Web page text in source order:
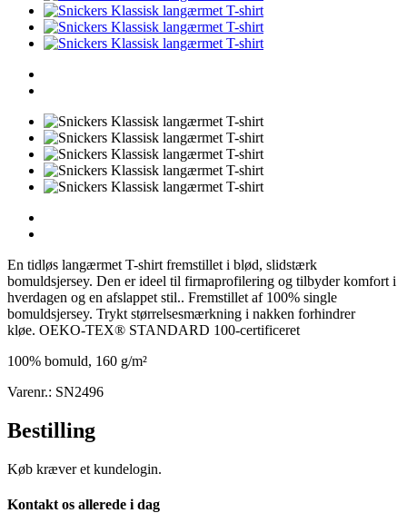
En tidløs langærmet T-shirt fremstillet i blød, slidstærk
bomuldsjersey. Den er ideel til firmaprofilering og tilbyder komfort i
hverdagen og en afslappet stil.. Fremstillet af 100% single
bomuldsjersey. Trykt størrelsesmærkning i nakken forhindrer
kløe. OEKO-TEX® STANDARD 100-certificeret
100% bomuld, 160 g/m²
Varenr.: SN2496
Bestilling
Køb kræver et kundelogin.
Kontakt os allerede i dag